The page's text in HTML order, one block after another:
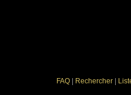
FAQ Rechercher